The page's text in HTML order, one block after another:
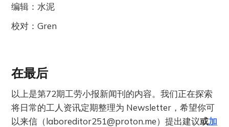
编辑：水泥
校对：Gren
在最后
以上是第72期工劳小报新闻刊的内容。我们正在探索
将日常的工人资讯定期整理为 Newsletter，希望你可
以来信（laboreditor251@proton.me）提出建议或加